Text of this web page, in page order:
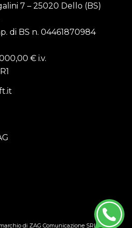
7 – 25020 Dello (BS)
di BS n. 04461870984
€ i.v.
di ZAG Comunicazione SRL -